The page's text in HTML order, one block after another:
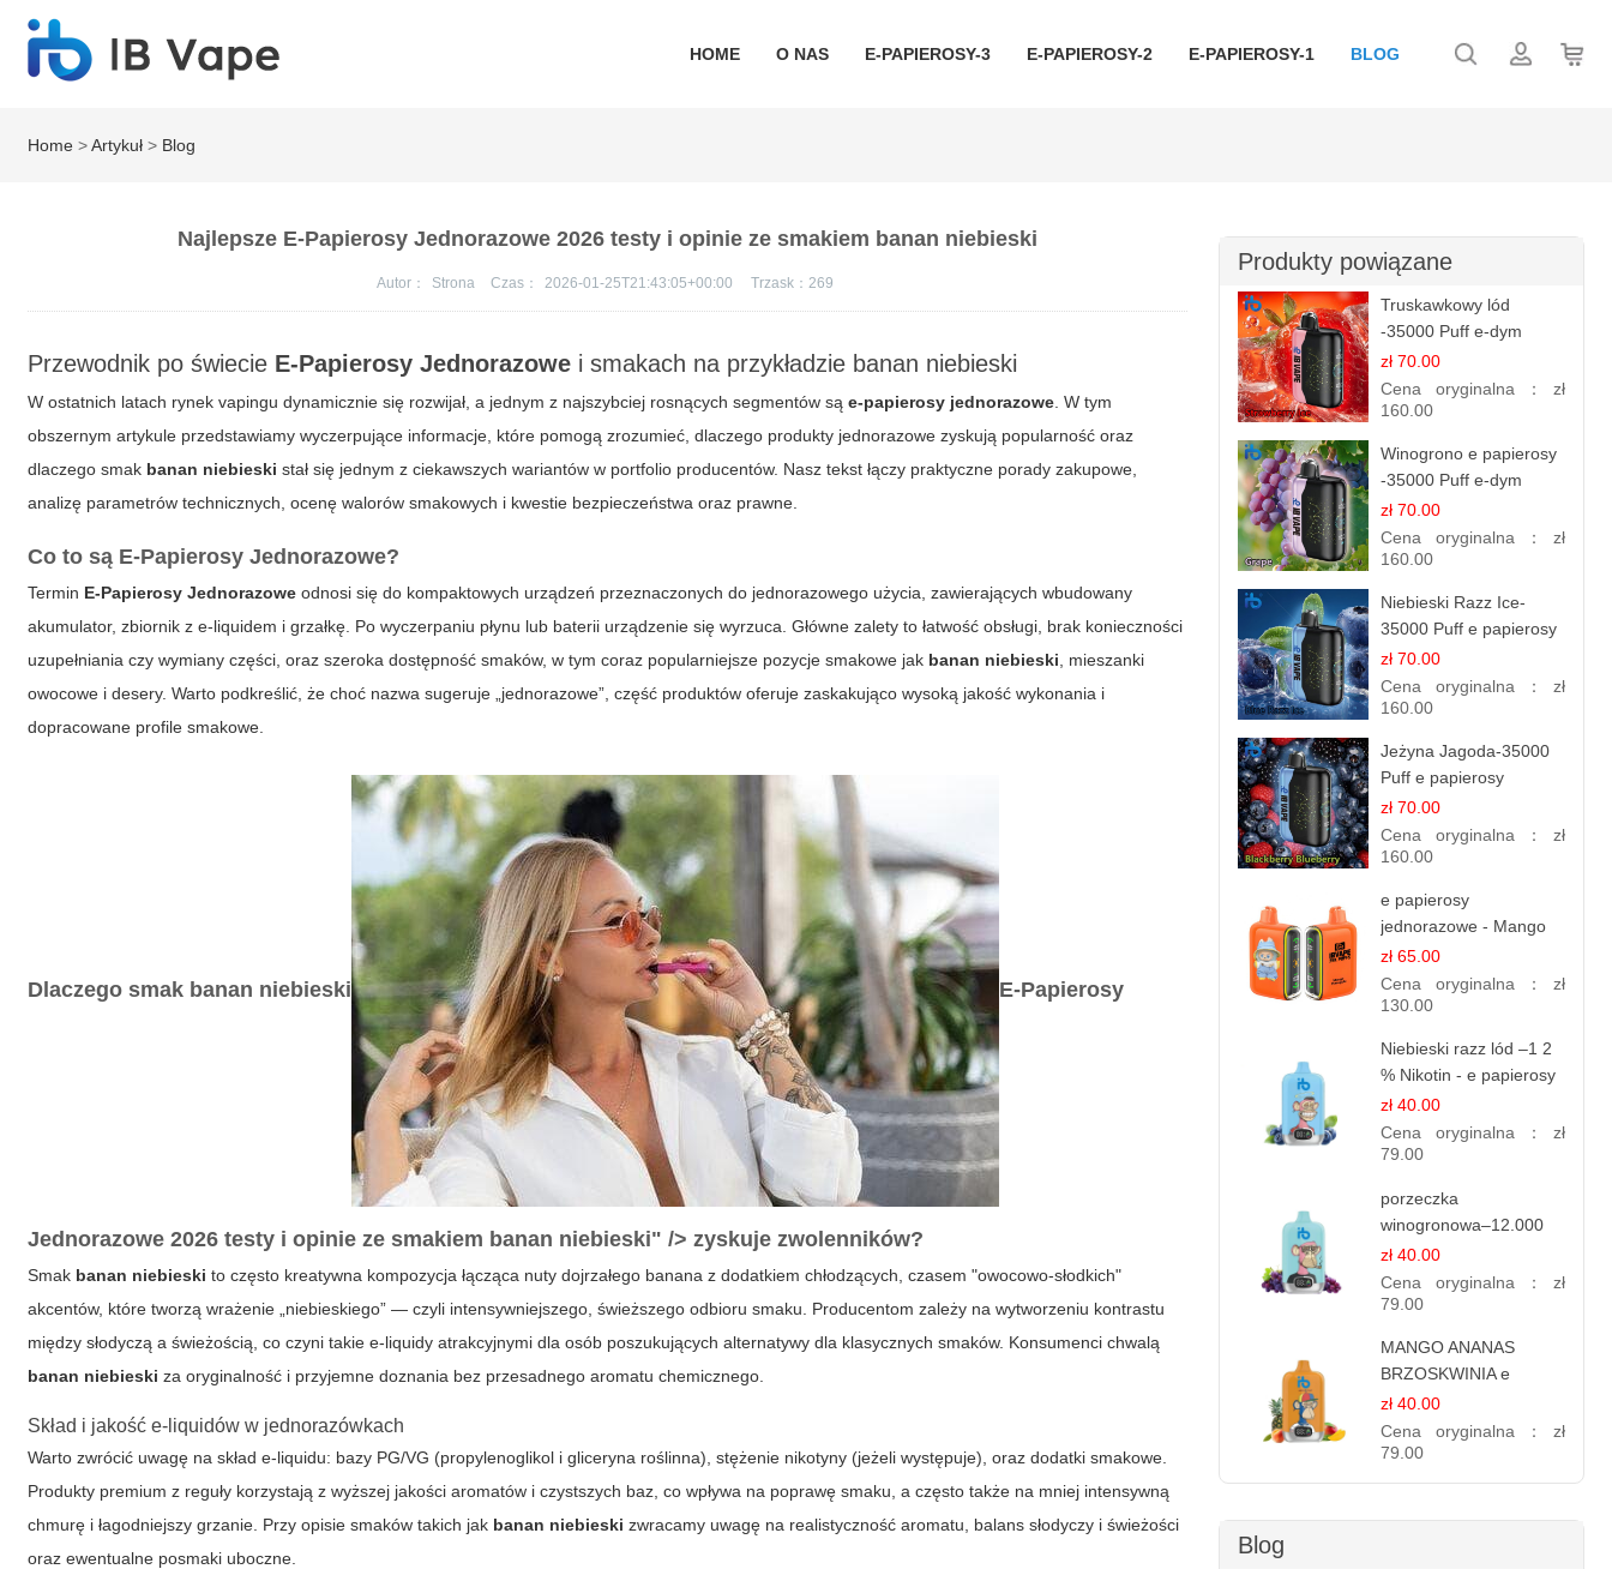
HOME O NAS E-PAPIEROSY-3 E-PAPIEROSY-2 E-PAPIEROSY-1 BLOG
Home >Artykuł > Blog
Najlepsze E-Papierosy Jednorazowe 2026 testy i opinie ze smakiem banan niebieski
Autor： Strona Czas： 2026-01-25T21:43:05+00:00 Trzask： 269
Przewodnik po świecie E-Papierosy Jednorazowe i smakach na przykładzie banan niebieski
W ostatnich latach rynek vapingu dynamicznie się rozwijał, a jednym z najszybciej rosnących segmentów sąe-papierosy jednorazowe . W tym
obszernym artykule przedstawiamy wyczerpujące informacje, które pomogą zrozumieć, dlaczego produkty jednorazowe zyskują popularność oraz
dlaczego smak banan niebieski stał się jednym z ciekawszych wariantów w portfolio producentów. Nasz tekst łączy praktyczne porady zakupowe,
analizę parametrów technicznych, ocenę walorów smakowych i kwestie bezpieczeństwa oraz prawne.
Co to są E-Papierosy Jednorazowe?
Termin E-Papierosy Jednorazowe odnosi się do kompaktowych urządzeń przeznaczonych do jednorazowego użycia, zawierających wbudowany
akumulator, zbiornik z e-liquidem i grzałkę. Po wyczerpaniu płynu lub baterii urządzenie się wyrzuca. Główne zalety to łatwość obsługi, brak konieczności
uzupełniania czy wymiany części, oraz szeroka dostępność smaków, w tym coraz popularniejsze pozycje smakowe jak banan niebieski , mieszanki
owocowe i desery. Warto podkreślić, że choć nazwa sugeruje „jednorazowe”, część produktów oferuje zaskakująco wysoką jakość wykonania i
dopracowane profile smakowe.
Dlaczego smak banan niebieski E-Papierosy
Jednorazowe 2026 testy i opinie ze smakiem banan niebieski" /> zyskuje zwolenników?
Smak banan niebieski to często kreatywna kompozycja łącząca nuty dojrzałego banana z dodatkiem chłodzących, czasem "owocowo-słodkich"
akcentów, które tworzą wrażenie „niebieskiego” — czyli intensywniejszego, świeższego odbioru smaku. Producentom zależy na wytworzeniu kontrastu
między słodyczą a świeżością, co czyni takie e-liquidy atrakcyjnymi dla osób poszukujących alternatywy dla klasycznych smaków. Konsumenci chwalą
banan niebieski za oryginalność i przyjemne doznania bez przesadnego aromatu chemicznego.
Skład i jakość e-liquidów w jednorazówkach
Warto zwrócić uwagę na skład e-liquidu: bazy PG/VG (propylenoglikol i gliceryna roślinna), stężenie nikotyny (jeżeli występuje), oraz dodatki smakowe.
Produkty premium z reguły korzystają z wyższej jakości aromatów i czystszych baz, co wpływa na poprawę smaku, a często także na mniej intensywną
chmurę i łagodniejszy grzanie. Przy opisie smaków takich jak banan niebieski zwracamy uwagę na realistyczność aromatu, balans słodyczy i świeżości
oraz ewentualne posmaki uboczne.
Produkty powiązane
Truskawkowy lód
-35000 Puff e-dym
zł 70.00
Cena oryginalna： zł
160.00
Winogrono e papierosy
-35000 Puff e-dym
zł 70.00
Cena oryginalna： zł
160.00
Niebieski Razz Ice-
35000 Puff e papierosy
jednorazowe
zł 70.00
Cena oryginalna： zł
160.00
Jeżyna Jagoda-35000
Puff e papierosy
jednorazowe
zł 70.00
Cena oryginalna： zł
160.00
e papierosy
jednorazowe - Mango
Ananas – 25,000 Puffs
zł 65.00
Cena oryginalna： zł
130.00
Niebieski razz lód –1 2
% Nikotin - e papierosy
jednorazowe
zł 40.00
Cena oryginalna： zł
79.00
porzeczka
winogronowa–12.000
zaciągnięć - e
papierosy
zł 40.00
Cena oryginalna： zł
79.00
MANGO ANANAS
BRZOSKWINIA e
papierosy – 12.000
zaciągnięć
zł 40.00
Cena oryginalna： zł
79.00
Blog